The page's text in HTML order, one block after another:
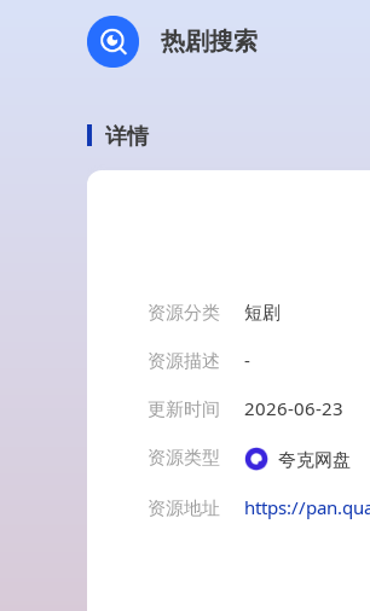
热剧搜索
详情
资源分类
短剧
资源描述
-
更新时间
2026-06-23
资源类型
夸克网盘
资源地址
https://